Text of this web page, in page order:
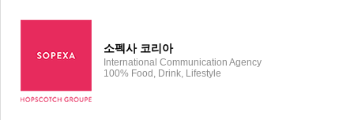
소펙사 코리아
International Communication Agency
100% Food, Drink, Lifestyle